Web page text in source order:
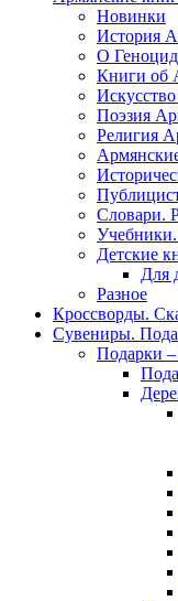
Новинки
История
О
Книги об
Иcкусство
Поэзия
Религия
Словари.
Детские
Для
Разное
Кроссворды.
Сувениры.
Подарки